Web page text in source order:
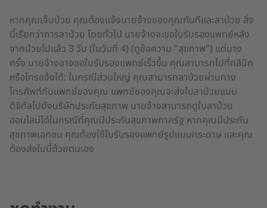
หากคุณเจ็บป่วย คุณต้องแจ้งนายจ้างของคุณทันทีและลาป่วย สิ่ง
นี้เรียกว่าการลาป่วย โดยทั่วไป นายจ้างจะขอใบรับรองแพทย์หลัง
จากป่วยไปแล้ว 3 วัน (ในวันที่ 4) (ดูข้อความ "สุขภาพ") แต่บาง
ครั้ง นายจ้างอาจขอใบรับรองแพทย์เร็วขึ้น คุณสามารถไปที่คลินิก
หรือโทรแจ้งได้: ในกรณีส่วนใหญ่ คุณสามารถลาป่วยผ่านทาง
โทรศัพท์กับแพทย์ของคุณ แพทย์ของคุณจะส่งใบลาป่วยแบบ
ดิจิทัลไปยังบริษัทประกันสุขภาพ นายจ้างสามารถดูใบลาป่วย
ออนไลน์ได้ในกรณีที่คุณมีประกันสุขภาพภาครัฐ หากคุณมีประกัน
สุขภาพเอกชน คุณต้องใช้ใบรับรองแพทย์รูปแบบกระดาษ และคุณ
ต้องส่งใบนี้ด้วยตนเอง